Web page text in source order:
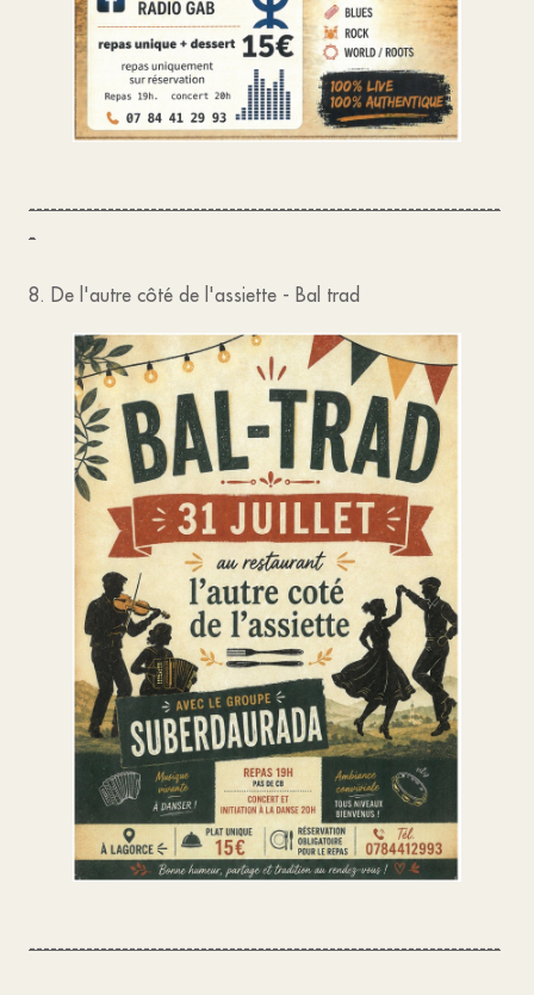
------------------------------------------------------------------
-
8. De l'autre côté de l'assiette - Bal trad
------------------------------------------------------------------